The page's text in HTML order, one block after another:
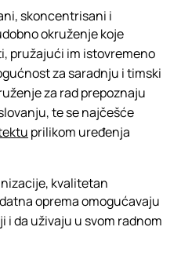
skoncentrisani i
okruženje koje
pružajući im istovremeno
za saradnju i timski
za rad prepoznaju
te se najčešće
prilikom uređenja
kvalitetan
oprema omogućavaju
i da uživaju u svom radnom